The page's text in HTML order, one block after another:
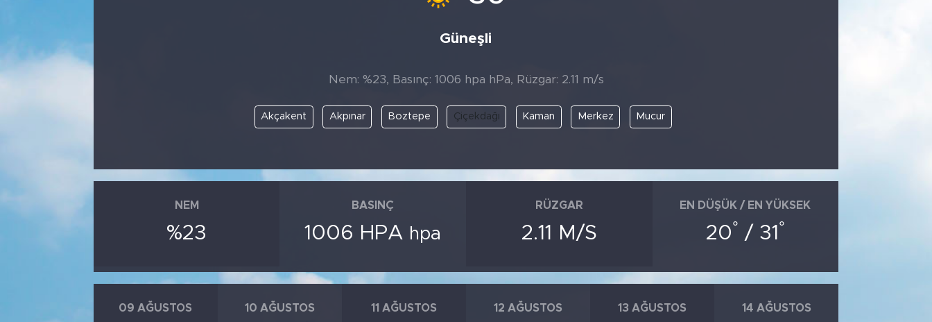
Güneşli
Nem: %23, Basınç: 1006 hpa hPa, Rüzgar: 2.11 m/s
Akçakent Akpınar Boztepe Çiçekdağı Kaman Merkez Mucur
NEM
%23
BASINÇ
1006 HPA hpa
RÜZGAR
2.11 M/S
EN DÜŞÜK / EN YÜKSEK
20° / 31 °
09 AĞUSTOS 10 AĞUSTOS 11 AĞUSTOS 12 AĞUSTOS 13 AĞUSTOS 14 AĞUSTOS
Teknoloji